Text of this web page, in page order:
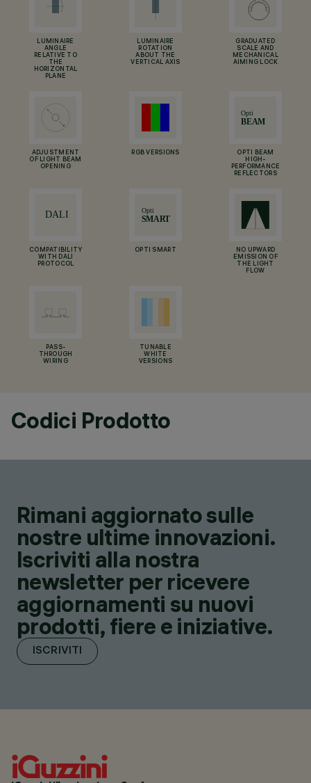
LUMINAIRE
ANGLE
RELATIVE TO
THE
HORIZONTAL
PLANE
LUMINAIRE
ROTATION
ABOUT THE
VERTICAL AXIS
GRADUATED
SCALE AND
MECHANICAL
AIMING LOCK
ADJUSTMENT
OF LIGHT BEAM
OPENING
RGB VERSIONS
OPTI BEAM
HIGH-
PERFORMANCE
REFLECTORS
COMPATIBILITY
WITH DALI
PROTOCOL
OPTI SMART
NO UPWARD
EMISSION OF
THE LIGHT
FLOW
PASS-
THROUGH
WIRING
TUNABLE
WHITE
VERSIONS
Codici Prodotto
Rimani aggiornato sulle
nostre ultime innovazioni.
Iscriviti alla nostra
newsletter per ricevere
aggiornamenti su nuovi
prodotti, fiere e iniziative.
ISCRIVITI